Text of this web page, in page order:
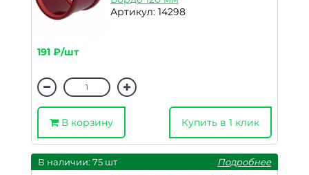
Артикул: 14298
191 ₽/шт
В корзину Купить в 1 клик
В наличии: 75 шт Подробнее